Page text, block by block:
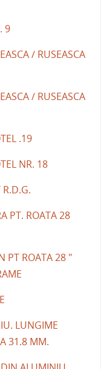
9
/ RUSEASCA
/ RUSEASCA
.19
NR. 18
PT. ROATA 28
PT ROATA 28 "
LUNGIME
31.8 MM.